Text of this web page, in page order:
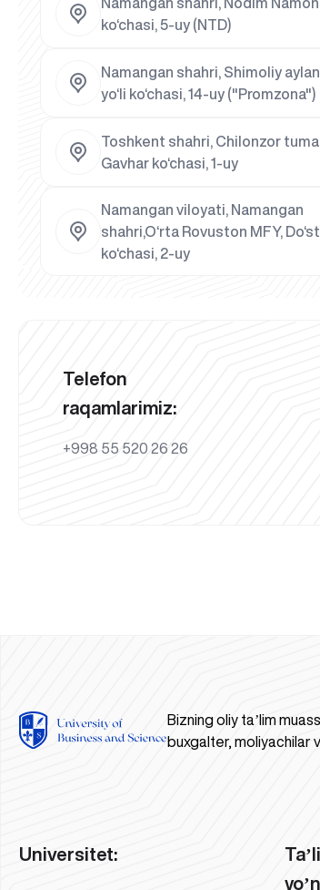
ko‘chasi, 5-uy (NTD)
Namangan shahri, Shimoliy
yo‘li ko‘chasi, 14-uy ("Promzona")
Toshkent shahri, Chilonzor
Gavhar ko‘chasi, 1-uy
Namangan viloyati, Namangan
shahri,O‘rta Rovuston MFY,
ko‘chasi, 2-uy
Telefon
raqamlarimiz:
+998 55 520 26 26
Bizning oliy taʼlim
buxgalter, moliyachilar
Universitet: